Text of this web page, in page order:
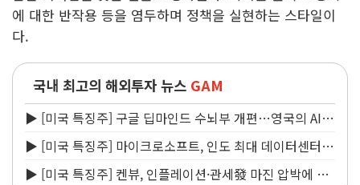
에 대한 반작용 등을 염두하며 정책을 실현하는 스타일이
다.
국내 최고의 해외투자 뉴스 GAM
▶ [미국 특징주] 구글 딥마인드 수뇌부 개편…영국의 AI
▶ [미국 특징주] 마이크로소프트, 인도 최대 데이터센터
▶ [미국 특징주] 켄뷰, 인플레이션·관세發 마진 압박에 2